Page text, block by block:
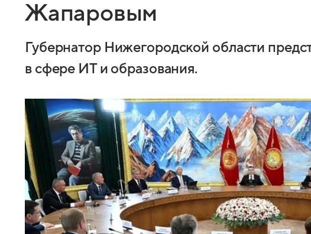
Жапаровым
Губернатор Нижегородской области
в сфере ИТ и образования.